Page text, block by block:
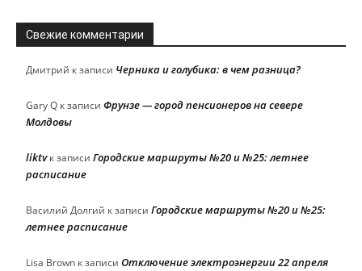
Свежие комментарии
Дмитрий к записи Черника и голубика: в чем разница?
Gary Q к записи Фрунзе — город пенсионеров на севере
Молдовы
liktvк записи Городские маршруты №20 и №25: летнее
расписание
Василий Долгий к записи Городские маршруты №20 и №25:
летнее расписание
Lisa Brown к записи Отключение электроэнергии 22 апреля